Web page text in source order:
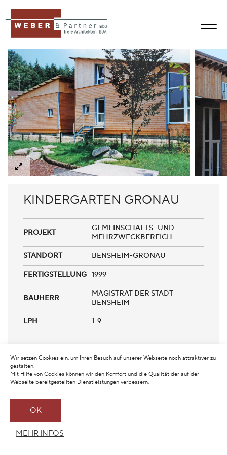
Wir setzen Cookies ein, um Ihren Besuch auf unserer Webseite noch attraktiver zu
gestalten.
Mit Hilfe von Cookies können wir den Komfort und die Qualität der auf der
Webseite bereitgestellten Dienstleistungen verbessern.
OK
MEHR INFOS
KINDERGARTEN GRONAU
PROJEKT
GEMEINSCHAFTS- UND
MEHRZWECKBEREICH
STANDORT BENSHEIM-GRONAU
FERTIGSTELLUNG 1999
BAUHERR
MAGISTRAT DER STADT
BENSHEIM
LPH 1-9
2 Gruppen mit Gemeinschafts- und
Mehrzweckbereich